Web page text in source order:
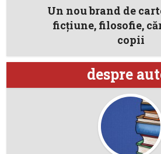
Un nou brand de
ficţiune, filosofie,
copii
despre